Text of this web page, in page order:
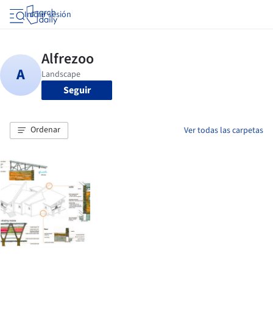
Iniciar sesión
Seguir
Ordenar Ver todas las carpetas